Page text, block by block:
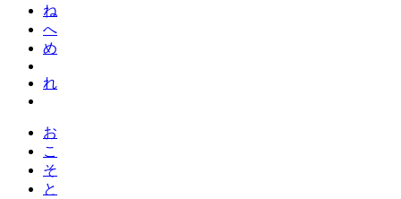
ね
へ
め
れ
お
こ
そ
と